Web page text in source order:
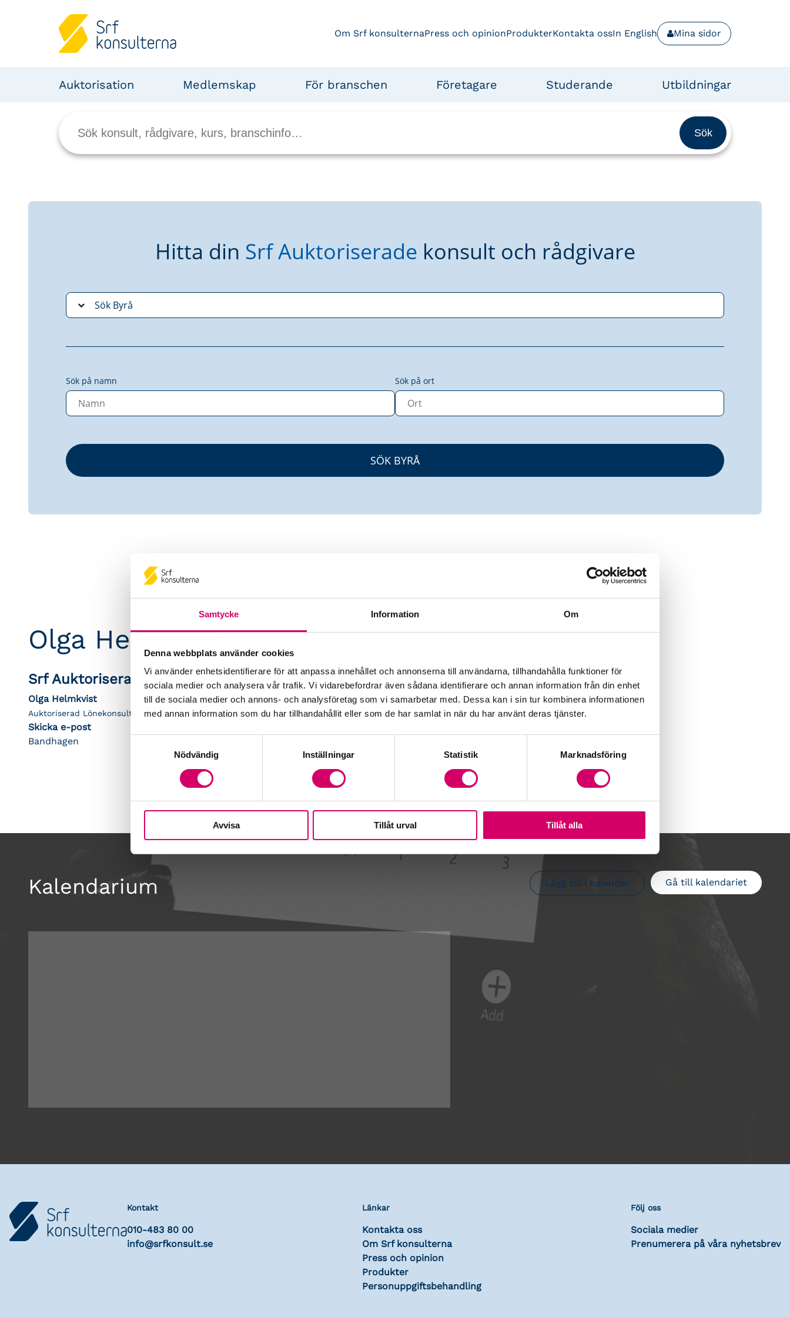
Samtycke Information Om
Denna webbplats använder cookies
Vi använder enhetsidentifierare för att anpassa innehållet och annonserna till användarna, tillhandahålla funktioner för
sociala medier och analysera vår trafik. Vi vidarebefordrar även sådana identifierare och annan information från din enhet
till de sociala medier och annons- och analysföretag som vi samarbetar med. Dessa kan i sin tur kombinera informationen
med annan information som du har tillhandahållit eller som de har samlat in när du har använt deras tjänster.
Nödvändig
Inställningar Statistik Marknadsföring
Avvisa Tillåt urval Tillåt alla
Om Srf konsulternaPress och opinionProdukterKontakta ossIn English Mina sidor
Auktorisation Medlemskap För branschen Företagare Studerande Utbildningar
Hitta din Srf Auktoriserade konsult och rådgivare
Sök på namn Sök på ort
Olga Helmkvist
Srf Auktoriserade konsulter
Olga Helmkvist
Auktoriserad Lönekonsult
Skicka e-post
Bandhagen
Kalendarium Gå till kalendariet
Lägg till i kalender
Kontakt
010-483 80 00
info@srfkonsult.se
Länkar
Kontakta oss
Om Srf konsulterna
Press och opinion
Produkter
Personuppgiftsbehandling
Följ oss
Sociala medier
Prenumerera på våra nyhetsbrev